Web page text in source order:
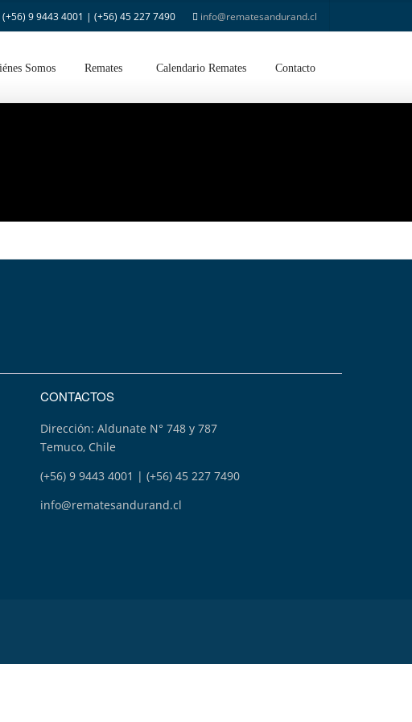
(+56) 9 9443 4001 | (+56) 45 227 7490 info@rematesandurand.cl
Somos Remates Calendario Remates Contacto
CONTACTOS
Dirección: Aldunate N° 748 y 787
Temuco, Chile
(+56) 9 9443 4001 | (+56) 45 227 7490
info@rematesandurand.cl